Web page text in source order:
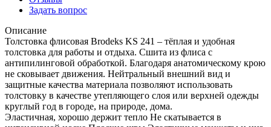
Задать вопрос
Описание
Толстовка флисовая Brodeks KS 241 – тёплая и удобная
толстовка для работы и отдыха. Сшита из флиса с
антипилинговой обработкой. Благодаря анатомическому крою
не сковывает движения. Нейтральный внешний вид и
защитные качества материала позволяют использовать
толстовку в качестве утепляющего слоя или верхней одежды
круглый год в городе, на природе, дома.
Эластичная, хорошо держит тепло Не скатывается в